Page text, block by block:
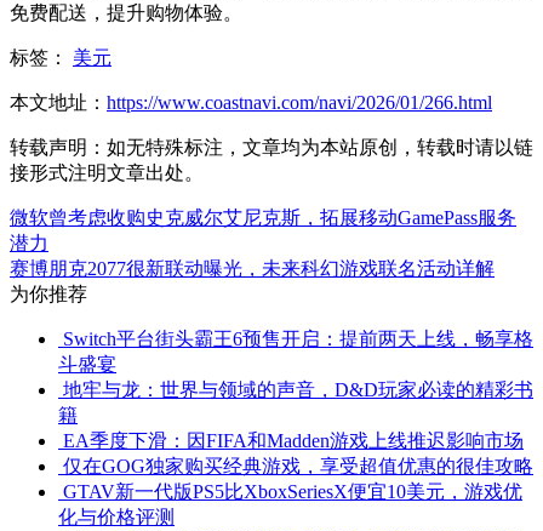
免费配送，提升购物体验。
标签： 美元
本文地址： https://www.coastnavi.com/navi/2026/01/266.html
转载声明： 如无特殊标注，文章均为本站原创，转载时请以链
接形式注明文章出处。
微软曾考虑收购史克威尔艾尼克斯，拓展移动GamePass服务
潜力
赛博朋克2077很新联动曝光，未来科幻游戏联名活动详解
为你推荐
Switch平台街头霸王6预售开启：提前两天上线，畅享格
斗盛宴
地牢与龙：世界与领域的声音，D&D玩家必读的精彩书
籍
EA季度下滑：因FIFA和Madden游戏上线推迟影响市场
仅在GOG独家购买经典游戏，享受超值优惠的很佳攻略
GTAV新一代版PS5比XboxSeriesX便宜10美元，游戏优
化与价格评测